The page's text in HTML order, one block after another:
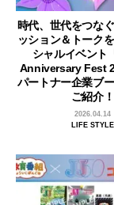
時代、世代をつな
ッション＆トーク
シャルイベント
Anniversary Fest
パートナー企業ブ
ご紹介！
2026.04.14
LIFE STYLE